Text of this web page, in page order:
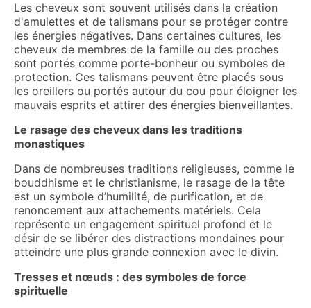
Les cheveux sont souvent utilisés dans la création
d'amulettes et de talismans pour se protéger contre
les énergies négatives. Dans certaines cultures, les
cheveux de membres de la famille ou des proches
sont portés comme porte-bonheur ou symboles de
protection. Ces talismans peuvent être placés sous
les oreillers ou portés autour du cou pour éloigner les
mauvais esprits et attirer des énergies bienveillantes.
Le rasage des cheveux dans les traditions
monastiques
Dans de nombreuses traditions religieuses, comme le
bouddhisme et le christianisme, le rasage de la tête
est un symbole d’humilité, de purification, et de
renoncement aux attachements matériels. Cela
représente un engagement spirituel profond et le
désir de se libérer des distractions mondaines pour
atteindre une plus grande connexion avec le divin.
Tresses et nœuds : des symboles de force
spirituelle